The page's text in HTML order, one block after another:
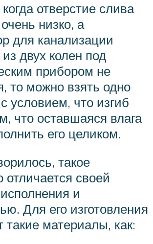
отверстие слива
низко, а
для канализации
двух колен под
прибором не
то можно взять одно
условием, что изгиб
что оставшаяся влага
его целиком.
такое
отличается своей
и
Для его изготовления
материалы, как: